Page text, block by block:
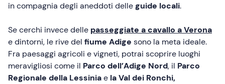
in compagnia degli aneddoti delleguide locali.
Se cerchi invece delle passeggiate a cavallo a Verona
e dintorni, le rive del fiume Adige sono la meta ideale.
Fra paesaggi agricoli e vigneti, potrai scoprire luoghi
meravigliosi come il Parco dell’Adige Nord, il Parco
Regionale della Lessiniae la Val dei Ronchi,